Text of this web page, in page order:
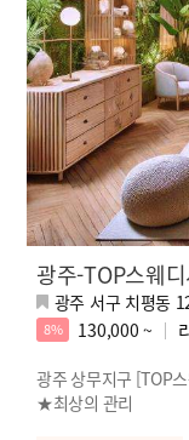
광주-TOP스웨
광주 서구 치평동
8% 130,000 ~
광주 상무지구 [TOP
★최상의 관리